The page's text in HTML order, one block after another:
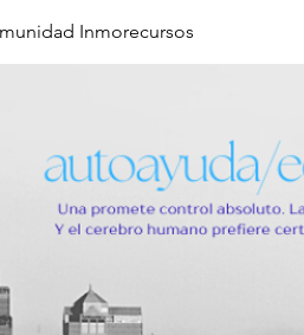
Inmorecursos